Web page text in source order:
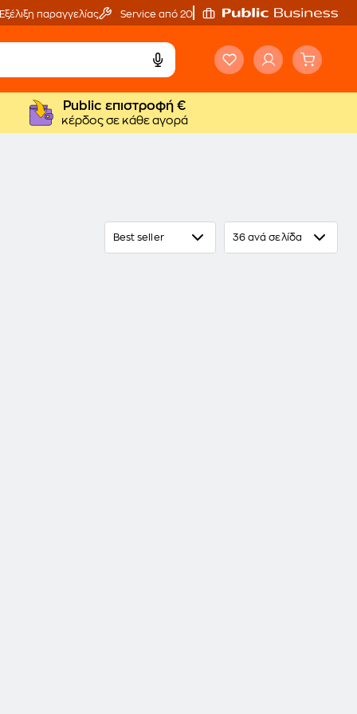
Εξέλιξη παραγγελίας Service από 20'
Public επιστροφή €
κέρδος σε κάθε αγορά
Best seller 36 ανά σελίδα